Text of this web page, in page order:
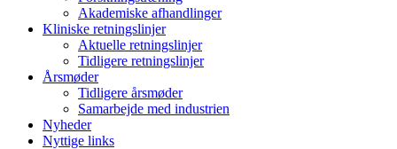
Akademiske afhandlinger
Kliniske retningslinjer
Aktuelle retningslinjer
Tidligere retningslinjer
Årsmøder
Tidligere årsmøder
Samarbejde med industrien
Nyheder
Nyttige links